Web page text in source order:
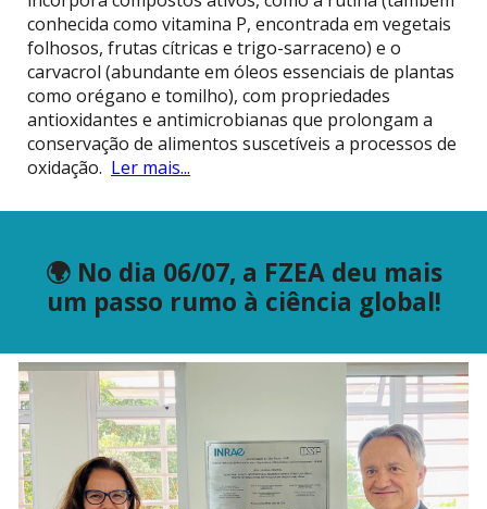
conhecida como vitamina P, encontrada em vegetais
folhosos, frutas cítricas e trigo-sarraceno) e o
carvacrol (abundante em óleos essenciais de plantas
como orégano e tomilho), com propriedades
antioxidantes e antimicrobianas que prolongam a
conservação de alimentos suscetíveis a processos de
oxidação. Ler mais...
🌍 No dia 06/07, a FZEA deu mais
um passo rumo à ciência global!